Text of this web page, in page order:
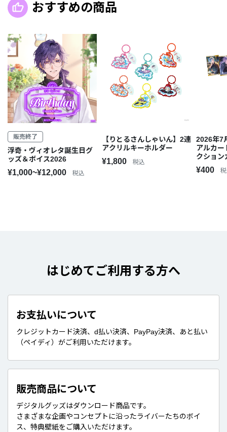
おすすめの商品
販売終了
浮奇・ヴィオレタ誕生日グ
ッズ＆ボイス2026
¥1,000~¥12,000 税込
【りとるさんしゃいん】2連
アクリルキーホルダー
¥1,800 税込
2026年7
アルカー
クション
¥400
はじめてご利用する方へ
お支払いについて
クレジットカード決済、d払い決済、PayPay決済、あと払い
（ペイディ）がご利用いただけます。
販売商品について
デジタルグッズはダウンロード商品です。
さまざまな企画やコンセプトに沿ったライバーたちのボイ
ス、特典壁紙をご購入いただけます。